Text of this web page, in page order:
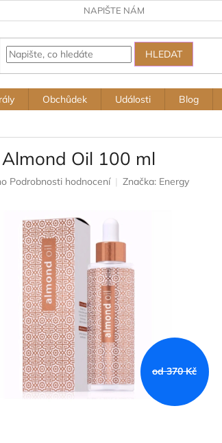
NAPIŠTE NÁM
HLEDAT
Obchůdek Události Blog
Oil 100 ml
Podrobnosti hodnocení Značka: Energy
od 370 Kč